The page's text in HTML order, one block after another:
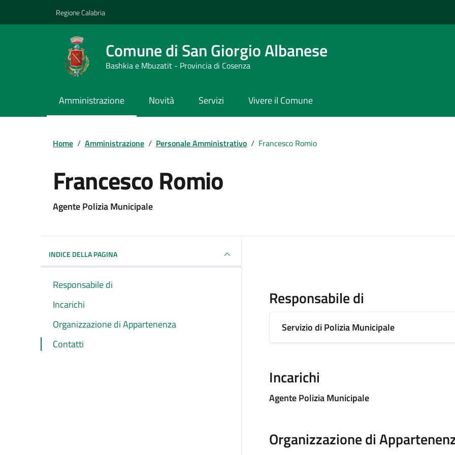
Regione Calabria
Comune di San Giorgio Albanese
Bashkia e Mbuzatit - Provincia di Cosenza
Amministrazione Novità Servizi Vivere il Comune
Home / Amministrazione / Personale Amministrativo / Francesco Romio
Francesco Romio
Agente Polizia Municipale
INDICE DELLA PAGINA
Responsabile di
Incarichi
Organizzazione di Appartenenza
Contatti
Responsabile di
Servizio di Polizia Municipale
Incarichi
Agente Polizia Municipale
Organizzazione di